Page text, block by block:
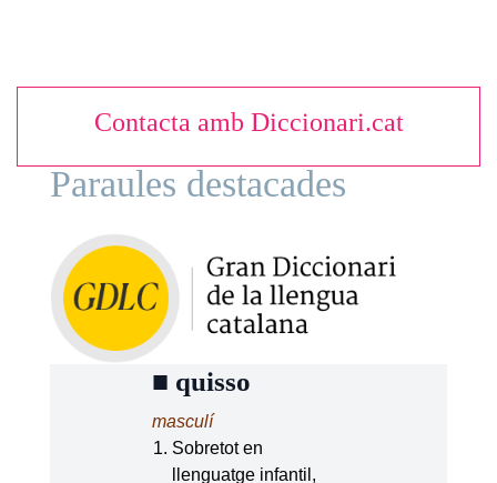
Contacta amb Diccionari.cat
Paraules destacades
■ quisso
masculí
Sobretot en
llenguatge infantil,